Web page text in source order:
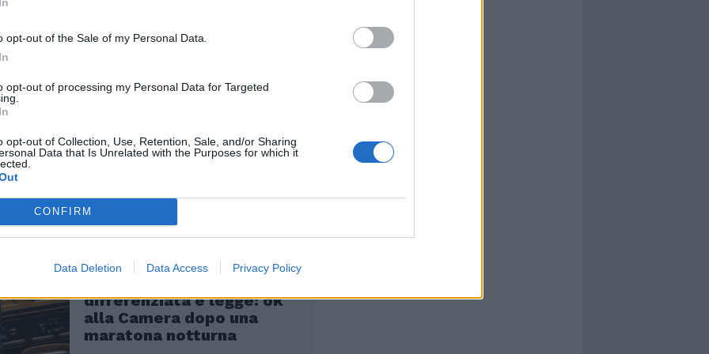
opt-out of the Sale of my Personal Data.
opt-out of processing my Personal Data for Targeted
opt-out of Collection, Use, Retention, Sale, and/or Sharing
Data that Is Unrelated with the Purposes for which it
CONFIRM
Data Deletion Data Access Privacy Policy
rampollo Piero e una serie di cacicchi:
- quest’elezione l’abbiamo vinta
come spiegano Bonelli e Fratoianni,
«il giorno zero, quello in cui mettere da
“Giornata storica”.
differenziata è legge: ok
alla Camera dopo una
maratona notturna